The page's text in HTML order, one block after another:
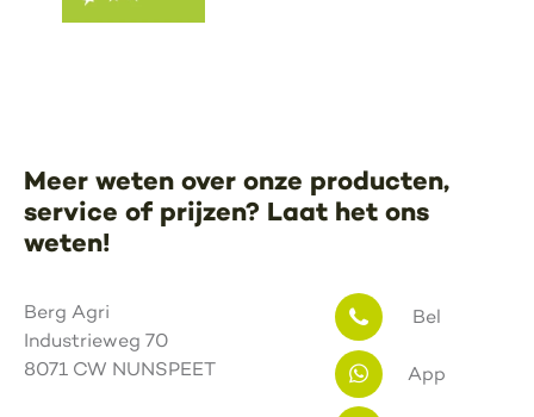
Meer weten over onze producten,
service of prijzen? Laat het ons
weten!
Berg Agri
Industrieweg 70
8071 CW NUNSPEET
Bel
App